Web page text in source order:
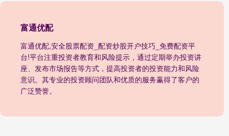
富通优配
富通优配,安全股票配资_配资炒股开户技巧_免费配资平
台!平台注重投资者教育和风险提示，通过定期举办投资讲
座、发布市场报告等方式，提高投资者的投资能力和风险
意识。其专业的投资顾问团队和优质的服务赢得了客户的
广泛赞誉。